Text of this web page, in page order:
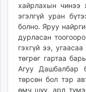
хайрлахын чинээ
эгэлгүй уран
болно. Яруу
дурласан
гэхгүй ээ,
төгрөг гартаа
Агуу Дашбалбар
төрсөн бол тэр
өмч шүү, ард